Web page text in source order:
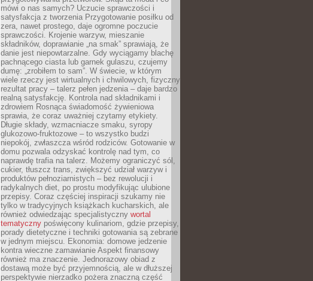
mówi o nas samych? Uczucie sprawczości i
satysfakcja z tworzenia Przygotowanie posiłku od
zera, nawet prostego, daje ogromne poczucie
sprawczości. Krojenie warzyw, mieszanie
składników, doprawianie „na smak” sprawiają, że
danie jest niepowtarzalne. Gdy wyciągamy blachę
pachnącego ciasta lub garnek gulaszu, czujemy
dumę: „zrobiłem to sam”. W świecie, w którym
wiele rzeczy jest wirtualnych i chwilowych, fizyczny
rezultat pracy – talerz pełen jedzenia – daje bardzo
realną satysfakcję. Kontrola nad składnikami i
zdrowiem Rosnąca świadomość żywieniowa
sprawia, że coraz uważniej czytamy etykiety.
Długie składy, wzmacniacze smaku, syropy
glukozowo-fruktozowe – to wszystko budzi
niepokój, zwłaszcza wśród rodziców. Gotowanie w
domu pozwala odzyskać kontrolę nad tym, co
naprawdę trafia na talerz. Możemy ograniczyć sól,
cukier, tłuszcz trans, zwiększyć udział warzyw i
produktów pełnoziarnistych – bez rewolucji i
radykalnych diet, po prostu modyfikując ulubione
przepisy. Coraz częściej inspiracji szukamy nie
tylko w tradycyjnych książkach kucharskich, ale
również odwiedzając specjalistyczny wortal
tematyczny poświęcony kulinariom, gdzie przepisy,
porady dietetyczne i techniki gotowania są zebrane
w jednym miejscu. Ekonomia: domowe jedzenie
kontra wieczne zamawianie Aspekt finansowy
również ma znaczenie. Jednorazowy obiad z
dostawą może być przyjemnością, ale w dłuższej
perspektywie nierzadko pożera znaczną część